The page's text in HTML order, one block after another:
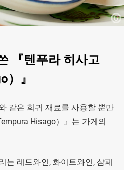
『텐푸라 히사고
）』
같은 희귀 재료를 사용할 뿐만
Hisago）』는 가게의
는 레드와인, 화이트와인, 샴페